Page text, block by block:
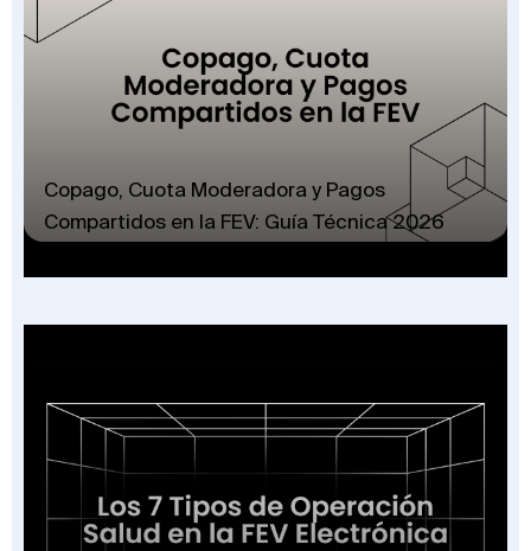
Copago, Cuota Moderadora y Pagos
Compartidos en la FEV: Guía Técnica 2026